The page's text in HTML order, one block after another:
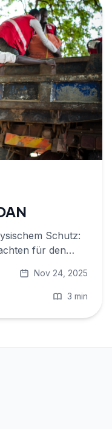
Schutz:
für den
Nov 24, 2025
3 min